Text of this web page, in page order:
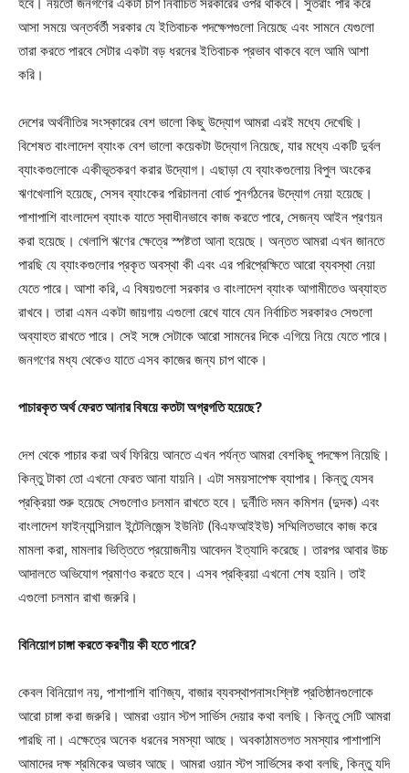
আসা সময়ে অন্তর্বর্তী সরকার যে ইতিবাচক পদক্ষেপগুলো নিয়েছে এবং সামনে যেগুলো
তারা করতে পারবে সেটার একটা বড় ধরনের ইতিবাচক প্রভাব থাকবে বলে আমি আশা
করি।
দেশের অর্থনীতির সংস্কারের বেশ ভালো কিছু উদ্যোগ আমরা এরই মধ্যে দেখেছি।
বিশেষত বাংলাদেশ ব্যাংক বেশ ভালো কয়েকটা উদ্যোগ নিয়েছে, যার মধ্যে একটি দুর্বল
ব্যাংকগুলোকে একীভূতকরণ করার উদ্যোগ। এছাড়া যে ব্যাংকগুলোয় বিপুল অংকের
ঋণখেলাপি হয়েছে, সেসব ব্যাংকের পরিচালনা বোর্ড পুনর্গঠনের উদ্যোগ নেয়া হয়েছে।
পাশাপাশি বাংলাদেশ ব্যাংক যাতে স্বাধীনভাবে কাজ করতে পারে, সেজন্য আইন প্রণয়ন
করা হয়েছে। খেলাপি ঋণের ক্ষেত্রে স্পষ্টতা আনা হয়েছে। অন্তত আমরা এখন জানতে
পারছি যে ব্যাংকগুলোর প্রকৃত অবস্থা কী এবং এর পরিপ্রেক্ষিতে আরো ব্যবস্থা নেয়া
যেতে পারে। আশা করি, এ বিষয়গুলো সরকার ও বাংলাদেশ ব্যাংক আগামীতেও অব্যাহত
রাখবে। তারা এমন একটা জায়গায় এগুলো রেখে যাবে যেন নির্বাচিত সরকারও সেগুলো
অব্যাহত রাখতে পারে। সেই সঙ্গে সেটাকে আরো সামনের দিকে এগিয়ে নিয়ে যেতে পারে।
জনগণের মধ্য থেকেও যাতে এসব কাজের জন্য চাপ থাকে।
পাচারকৃত অর্থ ফেরত আনার বিষয়ে কতটা অগ্রগতি হয়েছে?
দেশ থেকে পাচার করা অর্থ ফিরিয়ে আনতে এখন পর্যন্ত আমরা বেশকিছু পদক্ষেপ নিয়েছি।
কিন্তু টাকা তো এখনো ফেরত আনা যায়নি। এটা সময়সাপেক্ষ ব্যাপার। কিন্তু যেসব
প্রক্রিয়া শুরু হয়েছে সেগুলোও চলমান রাখতে হবে। দুর্নীতি দমন কমিশন (দুদক) এবং
বাংলাদেশ ফাইন্যান্সিয়াল ইন্টেলিজেন্স ইউনিট (বিএফআইইউ) সম্মিলিতভাবে কাজ করে
মামলা করা, মামলার ভিত্তিতে প্রয়োজনীয় আবেদন ইত্যাদি করেছে। তারপর আবার উচ্চ
আদালতে অভিযোগ প্রমাণও করতে হবে। এসব প্রক্রিয়া এখনো শেষ হয়নি। তাই
এগুলো চলমান রাখা জরুরি।
বিনিয়োগ চাঙ্গা করতে করণীয় কী হতে পারে?
কেবল বিনিয়োগ নয়, পাশাপাশি বাণিজ্য, বাজার ব্যবস্থাপনাসংশ্লিষ্ট প্রতিষ্ঠানগুলোকে
আরো চাঙ্গা করা জরুরি। আমরা ওয়ান স্টপ সার্ভিস দেয়ার কথা বলছি। কিন্তু সেটি আমরা
পারছি না। এক্ষেত্রে অনেক ধরনের সমস্যা আছে। অবকাঠামতগত সমস্যার পাশাপাশি
আমাদের দক্ষ শ্রমিকের অভাব আছে। আমরা ওয়ান স্টপ সার্ভিসের কথা বলছি, কিন্তু যদি